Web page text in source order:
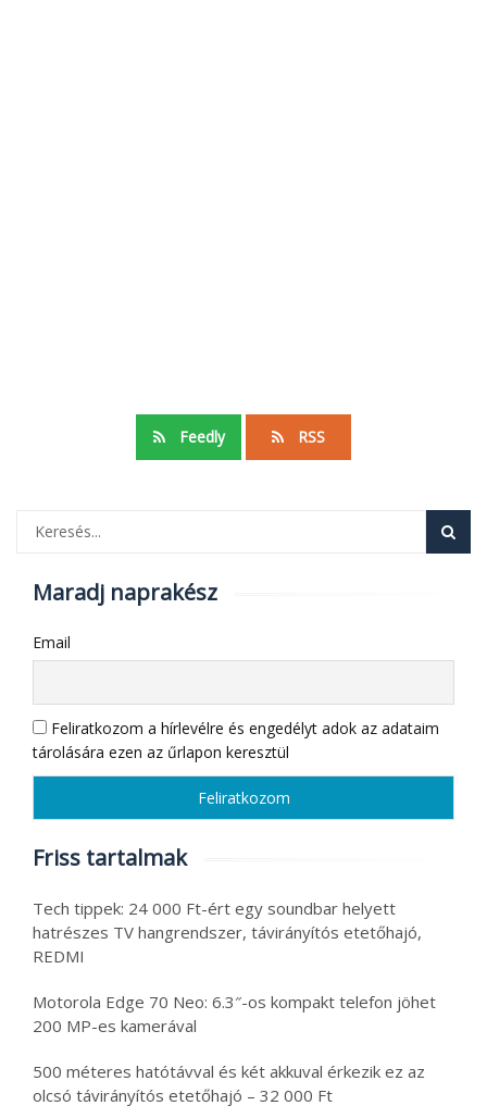
Feedly RSS
Maradj naprakész
Email
Feliratkozom a hírlevélre és engedélyt adok az adataim
tárolására ezen az űrlapon keresztül
Friss tartalmak
Tech tippek: 24 000 Ft-ért egy soundbar helyett
hatrészes TV hangrendszer, távirányítós etetőhajó,
REDMI
Motorola Edge 70 Neo: 6.3″-os kompakt telefon jöhet
200 MP-es kamerával
500 méteres hatótávval és két akkuval érkezik ez az
olcsó távirányítós etetőhajó – 32 000 Ft